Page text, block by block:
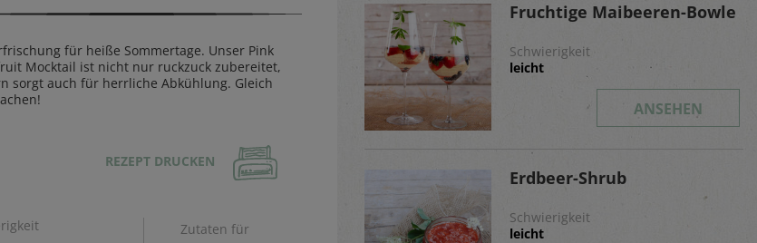
für heiße Sommertage. Unser Pink
Mocktail ist nicht nur ruckzuck zubereitet,
sorgt auch für herrliche Abkühlung. Gleich
REZEPT DRUCKEN
Zutaten für
Fruchtige Maibeeren-Bowle
Schwierigkeit
leicht
ANSEHEN
Erdbeer-Shrub
Schwierigkeit
leicht